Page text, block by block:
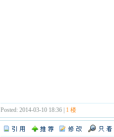
Posted: 2014-03-10 18:36 | 1 楼